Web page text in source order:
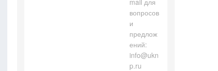
вопросов
и
предлож
ений:
info@ukn
p.ru